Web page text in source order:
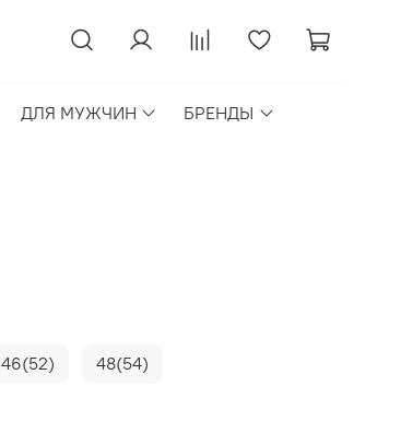
ДЛЯ МУЖЧИН БРЕНДЫ
46(52) 48(54)